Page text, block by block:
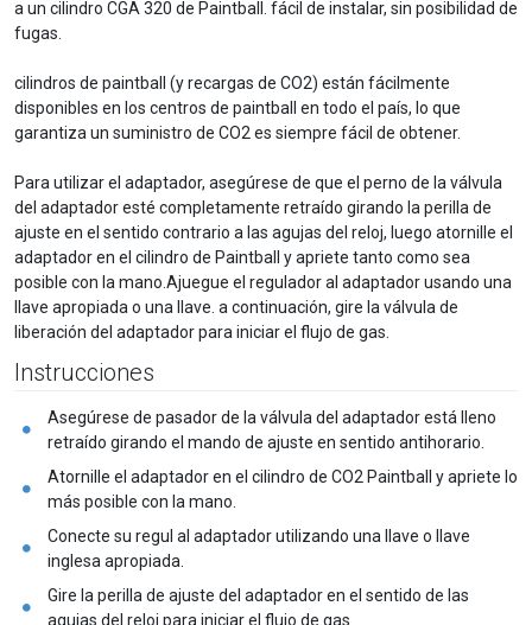
a un cilindro CGA 320 de Paintball. fácil de instalar, sin posibilidad de
fugas.
cilindros de paintball (y recargas de CO2) están fácilmente
disponibles en los centros de paintball en todo el país, lo que
garantiza un suministro de CO2 es siempre fácil de obtener.
Para utilizar el adaptador, asegúrese de que el perno de la válvula
del adaptador esté completamente retraído girando la perilla de
ajuste en el sentido contrario a las agujas del reloj, luego atornille el
adaptador en el cilindro de Paintball y apriete tanto como sea
posible con la mano.Ajuegue el regulador al adaptador usando una
llave apropiada o una llave. a continuación, gire la válvula de
liberación del adaptador para iniciar el flujo de gas.
Instrucciones
Asegúrese de pasador de la válvula del adaptador está lleno
retraído girando el mando de ajuste en sentido antihorario.
Atornille el adaptador en el cilindro de CO2 Paintball y apriete lo
más posible con la mano.
Conecte su regul al adaptador utilizando una llave o llave
inglesa apropiada.
Gire la perilla de ajuste del adaptador en el sentido de las
agujas del reloj para iniciar el flujo de gas.